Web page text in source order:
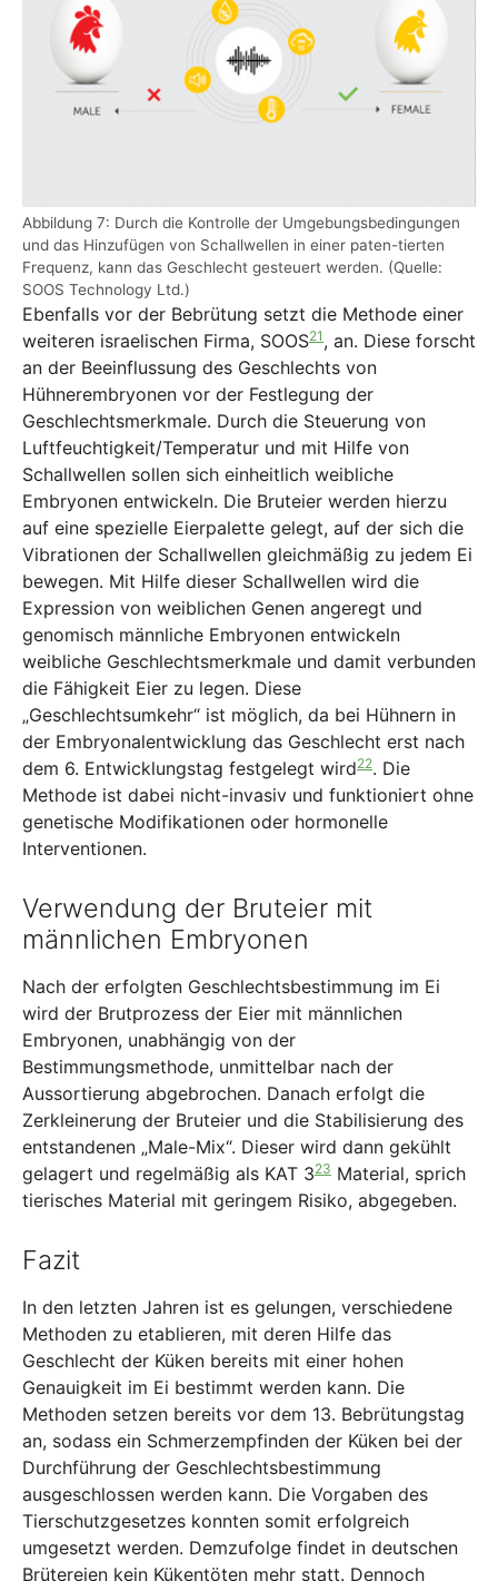
Abbildung 7: Durch die Kontrolle der Umgebungsbedingungen
und das Hinzufügen von Schallwellen in einer paten-tierten
Frequenz, kann das Geschlecht gesteuert werden. (Quelle:
SOOS Technology Ltd.)
Ebenfalls vor der Bebrütung setzt die Methode einer
weiteren israelischen Firma, SOOS21 , an. Diese forscht
an der Beeinflussung des Geschlechts von
Hühnerembryonen vor der Festlegung der
Geschlechtsmerkmale. Durch die Steuerung von
Luftfeuchtigkeit/Temperatur und mit Hilfe von
Schallwellen sollen sich einheitlich weibliche
Embryonen entwickeln. Die Bruteier werden hierzu
auf eine spezielle Eierpalette gelegt, auf der sich die
Vibrationen der Schallwellen gleichmäßig zu jedem Ei
bewegen. Mit Hilfe dieser Schallwellen wird die
Expression von weiblichen Genen angeregt und
genomisch männliche Embryonen entwickeln
weibliche Geschlechtsmerkmale und damit verbunden
die Fähigkeit Eier zu legen. Diese
„Geschlechtsumkehr“ ist möglich, da bei Hühnern in
der Embryonalentwicklung das Geschlecht erst nach
dem 6. Entwicklungstag festgelegt wird22. Die
Methode ist dabei nicht-invasiv und funktioniert ohne
genetische Modifikationen oder hormonelle
Interventionen.
Verwendung der Bruteier mit
männlichen Embryonen
Nach der erfolgten Geschlechtsbestimmung im Ei
wird der Brutprozess der Eier mit männlichen
Embryonen, unabhängig von der
Bestimmungsmethode, unmittelbar nach der
Aussortierung abgebrochen. Danach erfolgt die
Zerkleinerung der Bruteier und die Stabilisierung des
entstandenen „Male-Mix“. Dieser wird dann gekühlt
gelagert und regelmäßig als KAT 323 Material, sprich
tierisches Material mit geringem Risiko, abgegeben.
Fazit
In den letzten Jahren ist es gelungen, verschiedene
Methoden zu etablieren, mit deren Hilfe das
Geschlecht der Küken bereits mit einer hohen
Genauigkeit im Ei bestimmt werden kann. Die
Methoden setzen bereits vor dem 13. Bebrütungstag
an, sodass ein Schmerzempfinden der Küken bei der
Durchführung der Geschlechtsbestimmung
ausgeschlossen werden kann. Die Vorgaben des
Tierschutzgesetzes konnten somit erfolgreich
umgesetzt werden. Demzufolge findet in deutschen
Brütereien kein Kükentöten mehr statt. Dennoch